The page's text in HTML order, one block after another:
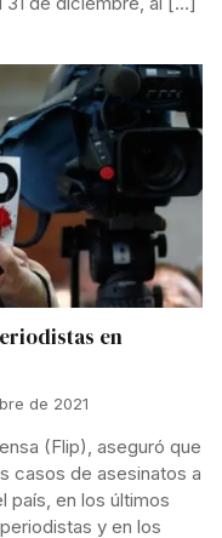
en
de 2021
(Flip), aseguró que
casos de asesinatos a
país, en los últimos
y en los